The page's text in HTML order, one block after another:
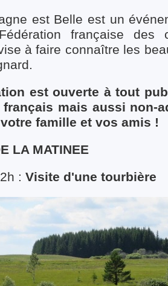
est Belle est un
française
à faire connaître les
est ouverte à tout
mais aussi non-
famille et vos amis !
LA MATINEE
: Visite d'une tourbière